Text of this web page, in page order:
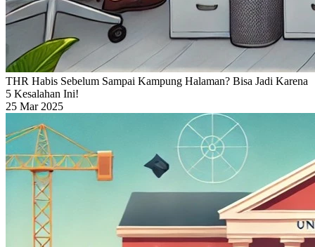
THR Habis Sebelum Sampai Kampung Halaman? Bisa Jadi Karena
5 Kesalahan Ini!
25 Mar 2025